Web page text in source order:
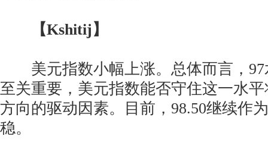
【Kshitij】
美元指数小幅上涨。总体而言，97
至关重要，美元指数能否守住这一水
方向的驱动因素。目前，98.50继续作
稳。